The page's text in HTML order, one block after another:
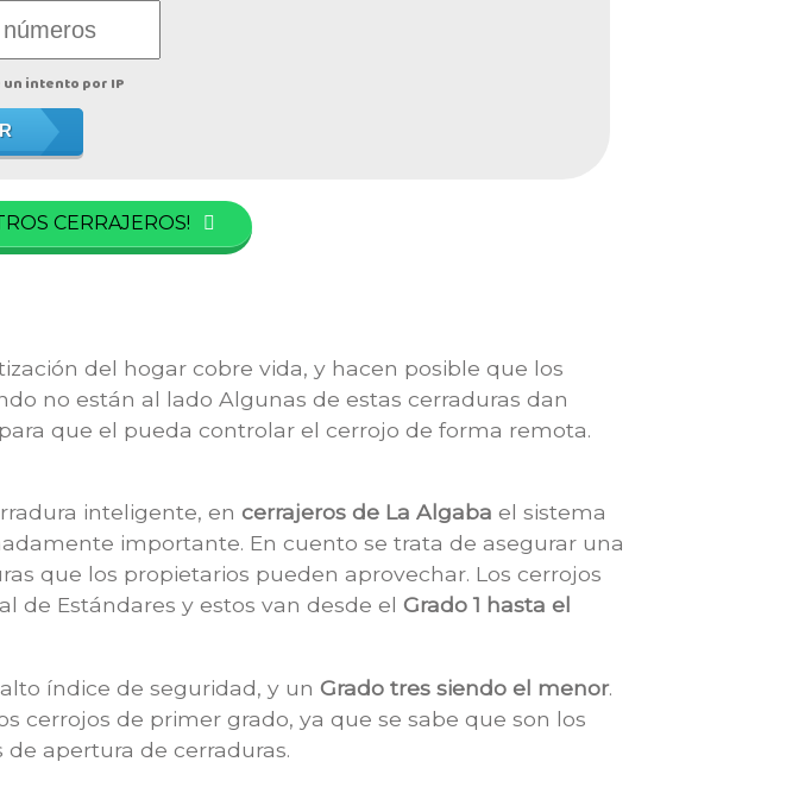
intento por IP
CERRAJEROS!
del hogar cobre vida, y hacen posible que los
no están al lado Algunas de estas cerraduras dan
que el pueda controlar el cerrojo de forma remota.
inteligente, en cerrajeros de La Algaba el sistema
importante. En cuento se trata de asegurar una
que los propietarios pueden aprovechar. Los cerrojos
de Estándares y estos van desde el Grado 1 hasta el
índice de seguridad, y un Grado tres siendo el menor.
cerrojos de primer grado, ya que se sabe que son los
apertura de cerraduras.